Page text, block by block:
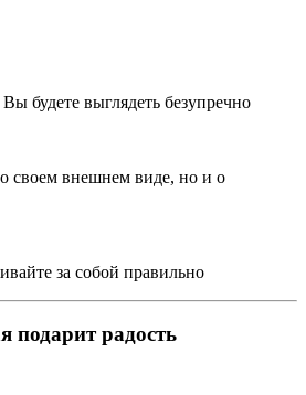
будете выглядеть безупречно
о своем внешнем виде, но и о
за собой правильно
подарит радость